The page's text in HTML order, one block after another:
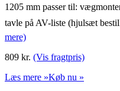
1205 mm passer til:
tavle på AV-liste (hjulsæt
mere)
809 kr. (Vis fragtpris)
Læs mere »Køb nu »